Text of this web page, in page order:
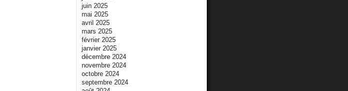
juin 2025
mai 2025
avril 2025
mars 2025
février 2025
janvier 2025
décembre 2024
novembre 2024
octobre 2024
septembre 2024